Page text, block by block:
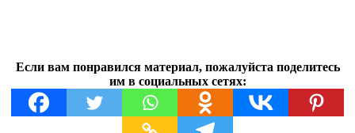
Если вам понравился материал, пожалуйста поделитесь
им в социальных сетях: